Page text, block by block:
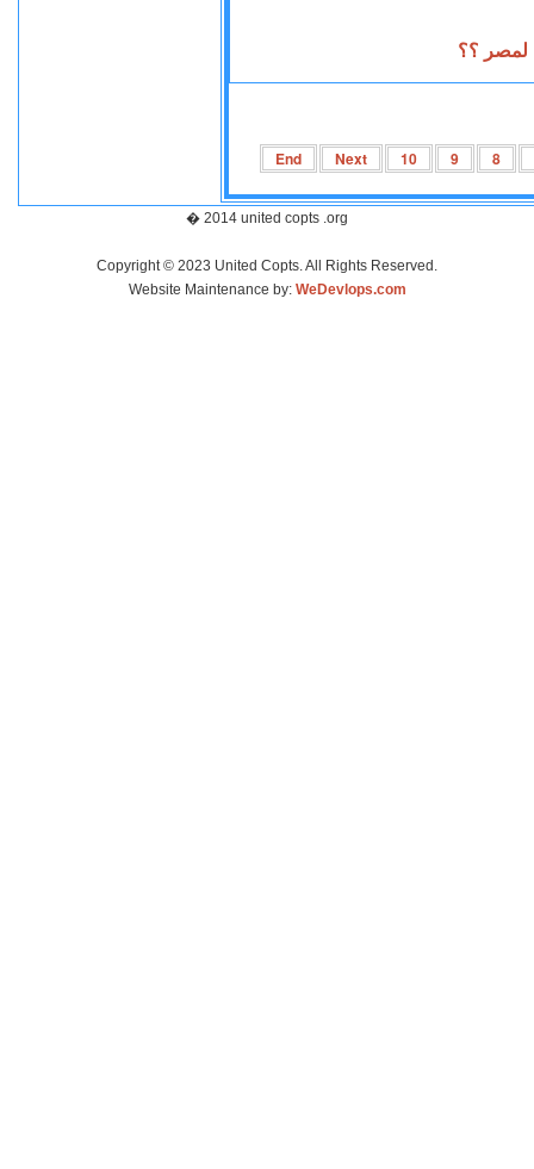
8
9
10
Next
End
� 2014 united copts .org
Copyright © 2023 United Copts. All Rights Reserved.
Website Maintenance by: WeDevlops.com